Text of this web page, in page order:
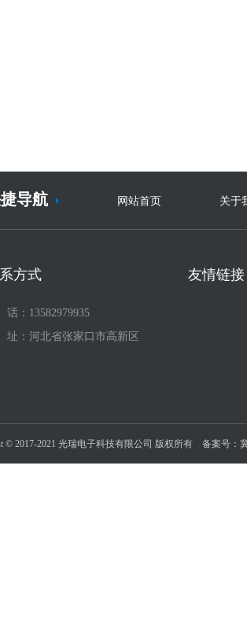
导航 网站首页 关于
方式
：13582979935
：河北省张家口市高新区
友情链接
© 2017-2021 光瑞电子科技有限公司 版权所有 备案号：